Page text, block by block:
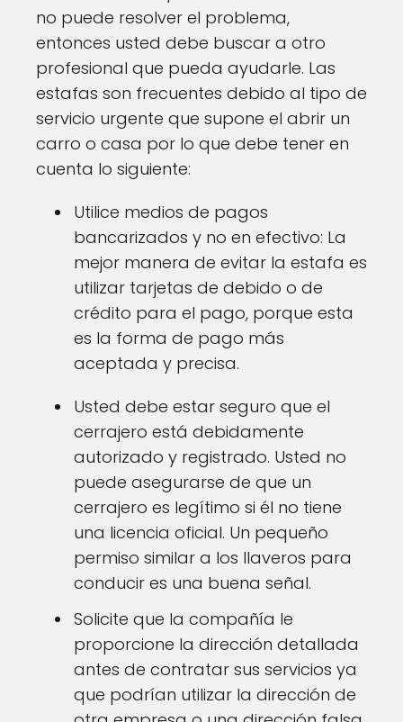
no puede resolver el problema,
entonces usted debe buscar a otro
profesional que pueda ayudarle. Las
estafas son frecuentes debido al tipo de
servicio urgente que supone el abrir un
carro o casa por lo que debe tener en
cuenta lo siguiente:
Utilice medios de pagos
bancarizados y no en efectivo: La
mejor manera de evitar la estafa es
utilizar tarjetas de debido o de
crédito para el pago, porque esta
es la forma de pago más
aceptada y precisa.
Usted debe estar seguro que el
cerrajero está debidamente
autorizado y registrado. Usted no
puede asegurarse de que un
cerrajero es legítimo si él no tiene
una licencia oficial. Un pequeño
permiso similar a los llaveros para
conducir es una buena señal.
Solicite que la compañía le
proporcione la dirección detallada
antes de contratar sus servicios ya
que podrían utilizar la dirección de